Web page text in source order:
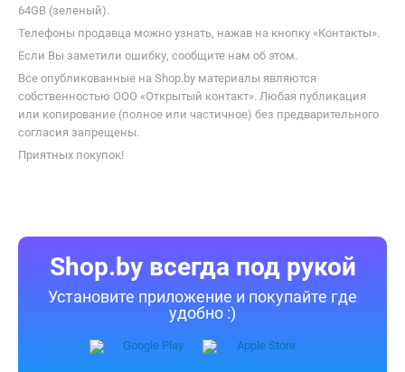
64GB (зеленый).
Телефоны продавца можно узнать, нажав на кнопку «Контакты».
Если Вы заметили ошибку, сообщите нам об этом.
Все опубликованные на Shop.by материалы являются
собственностью ООО «Открытый контакт». Любая публикация
или копирование (полное или частичное) без предварительного
согласия запрещены.
Приятных покупок!
Shop.by всегда под рукой
Установите приложение и покупайте где
удобно :)